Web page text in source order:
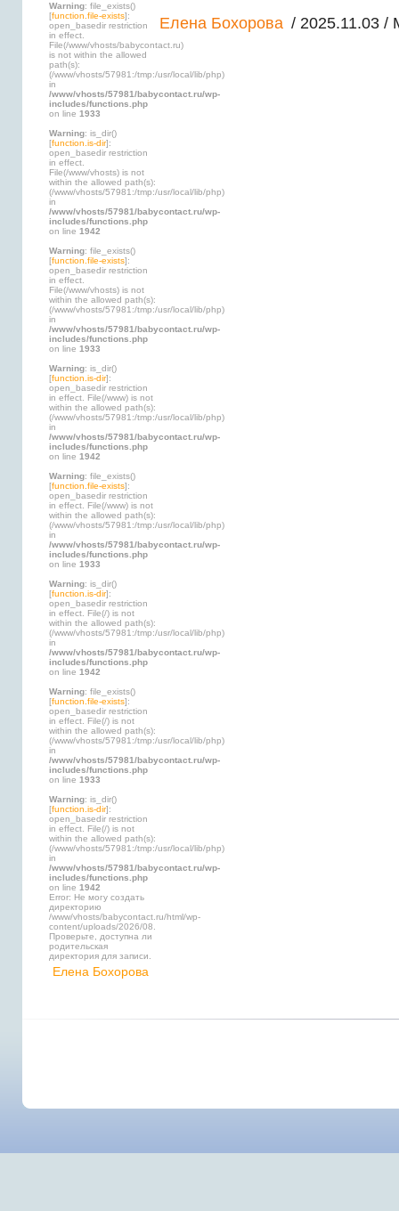
Warning: file_exists()
[function.file-exists]:
open_basedir restriction
in effect.
File(/www/vhosts/babycontact.ru)
is not within the allowed
path(s):
(/www/vhosts/57981:/tmp:/usr/local/lib/php)
in
/www/vhosts/57981/babycontact.ru/wp-
includes/functions.php
on line 1933
Warning: is_dir()
[function.is-dir]:
open_basedir restriction
in effect.
File(/www/vhosts) is not
within the allowed path(s):
(/www/vhosts/57981:/tmp:/usr/local/lib/php)
in
/www/vhosts/57981/babycontact.ru/wp-
includes/functions.php
on line 1942
Warning: file_exists()
[function.file-exists]:
open_basedir restriction
in effect.
File(/www/vhosts) is not
within the allowed path(s):
(/www/vhosts/57981:/tmp:/usr/local/lib/php)
in
/www/vhosts/57981/babycontact.ru/wp-
includes/functions.php
on line 1933
Warning: is_dir()
[function.is-dir]:
open_basedir restriction
in effect. File(/www) is not
within the allowed path(s):
(/www/vhosts/57981:/tmp:/usr/local/lib/php)
in
/www/vhosts/57981/babycontact.ru/wp-
includes/functions.php
on line 1942
Warning: file_exists()
[function.file-exists]:
open_basedir restriction
in effect. File(/www) is not
within the allowed path(s):
(/www/vhosts/57981:/tmp:/usr/local/lib/php)
in
/www/vhosts/57981/babycontact.ru/wp-
includes/functions.php
on line 1933
Warning: is_dir()
[function.is-dir]:
open_basedir restriction
in effect. File(/) is not
within the allowed path(s):
(/www/vhosts/57981:/tmp:/usr/local/lib/php)
in
/www/vhosts/57981/babycontact.ru/wp-
includes/functions.php
on line 1942
Warning: file_exists()
[function.file-exists]:
open_basedir restriction
in effect. File(/) is not
within the allowed path(s):
(/www/vhosts/57981:/tmp:/usr/local/lib/php)
in
/www/vhosts/57981/babycontact.ru/wp-
includes/functions.php
on line 1933
Warning: is_dir()
[function.is-dir]:
open_basedir restriction
in effect. File(/) is not
within the allowed path(s):
(/www/vhosts/57981:/tmp:/usr/local/lib/php)
in
/www/vhosts/57981/babycontact.ru/wp-
includes/functions.php
on line 1942
Error: Не могу создать
директорию
/www/vhosts/babycontact.ru/html/wp-
content/uploads/2026/08.
Проверьте, доступна ли
родительская
директория для записи.
Елена Бохорова
Елена Бохорова / 2025.11.03 /